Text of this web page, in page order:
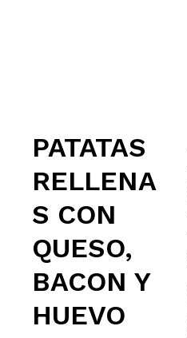
PATATAS
RELLENA
S CON
QUESO,
BACON Y
HUEVO